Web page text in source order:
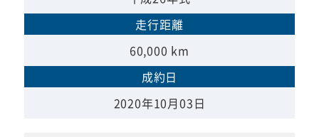
走行距離
60,000 km
成約日
2020年10月03日